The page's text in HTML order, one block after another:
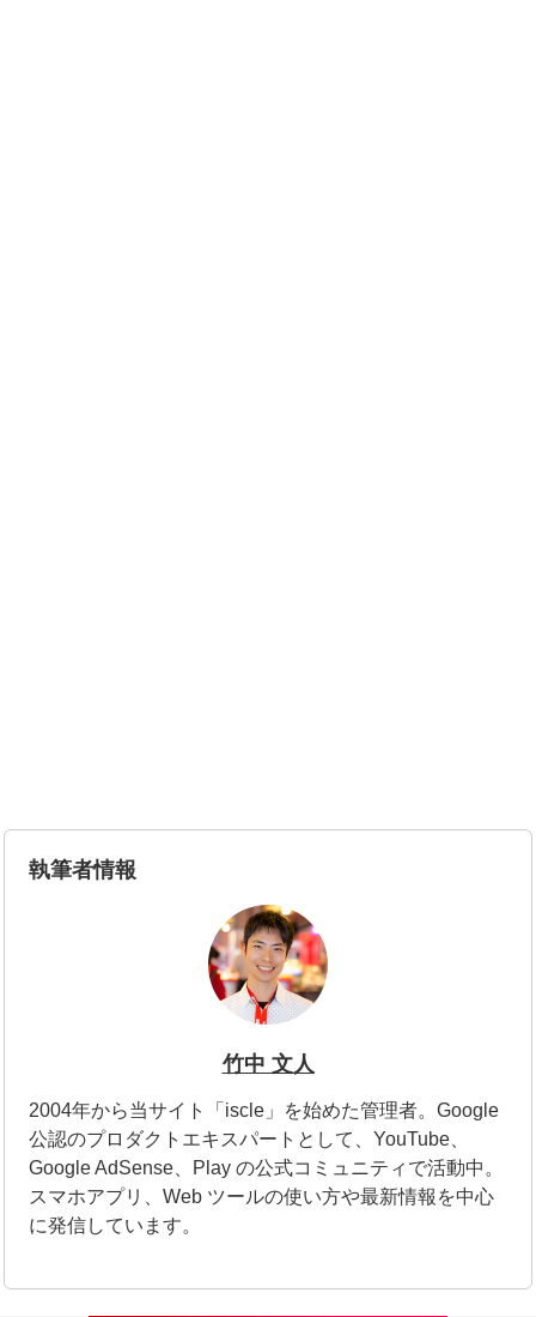
執筆者情報
竹中 文人
2004年から当サイト「iscle」を始めた管理者。Google
公認のプロダクトエキスパートとして、YouTube、
Google AdSense、Play の公式コミュニティで活動中。
スマホアプリ、Web ツールの使い方や最新情報を中心
に発信しています。